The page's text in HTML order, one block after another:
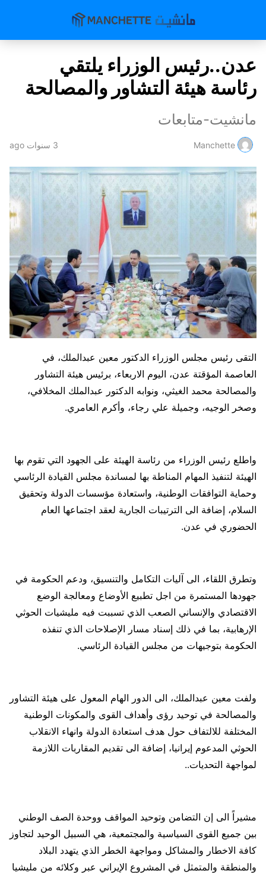
عدن..رئيس الوزراء يلتقي
رئاسة هيئة التشاور والمصالحة
مانشيت-متابعات
Manchette 3 سنوات ago
التقى رئيس مجلس الوزراء الدكتور معين عبدالملك، في
العاصمة المؤقتة عدن، اليوم الاربعاء، برئيس هيئة التشاور
والمصالحة محمد الغيثي، ونوابه الدكتور عبدالملك المخلافي،
وصخر الوجيه، وجميلة علي رجاء، وأكرم العامري.
واطلع رئيس الوزراء من رئاسة الهيئة على الجهود التي تقوم بها
الهيئة لتنفيذ المهام المناطة بها لمساندة مجلس القيادة الرئاسي
وحماية التوافقات الوطنية، واستعادة مؤسسات الدولة وتحقيق
السلام، إضافة الى الترتيبات الجارية لعقد اجتماعها العام
الحضوري في عدن.
وتطرق اللقاء، الى آليات التكامل والتنسيق، ودعم الحكومة في
جهودها المستمرة من اجل تطبيع الأوضاع ومعالجة الوضع
الاقتصادي والإنساني الصعب الذي تسببت فيه مليشيات الحوثي
الإرهابية، بما في ذلك إسناد مسار الإصلاحات الذي تنفذه
الحكومة بتوجيهات من مجلس القيادة الرئاسي.
ولفت معين عبدالملك، الى الدور الهام المعول على هيئة التشاور
والمصالحة في توحيد رؤى وأهداف القوى والمكونات الوطنية
المختلفة للالتفاف حول هدف استعادة الدولة وانهاء الانقلاب
الحوثي المدعوم إيرانيا، إضافة الى تقديم المقاربات اللازمة
لمواجهة التحديات..
مشيراً الى إن التضامن وتوحيد المواقف ووحدة الصف الوطني
بين جميع القوى السياسية والمجتمعية، هي السبيل الوحيد لتجاوز
كافة الاخطار والمشاكل ومواجهة الخطر الذي يتهدد البلاد
والمنطقة والمتمثل في المشروع الإيراني عبر وكلائه من مليشيا